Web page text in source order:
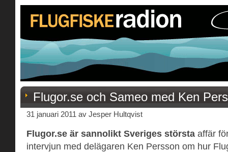
Flugor.se och Sameo med Ken
31 januari 2011 av Jesper Hultqvist
Flugor.se är sannolikt Sveriges största affär
intervjun med delägaren Ken Persson om hur